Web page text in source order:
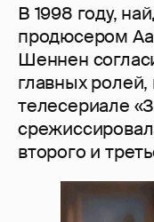
В 1998 году,
продюсером
Шеннен
главных
телесериале
второго и